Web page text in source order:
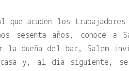
que acuden los trabajadores
sesenta años, conoce a
la dueña del bar, Salem
a casa y, al día siguiente,